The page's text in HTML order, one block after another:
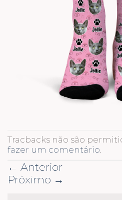
Tracbacks não são
fazer um comentário.
← Anterior
Próximo →